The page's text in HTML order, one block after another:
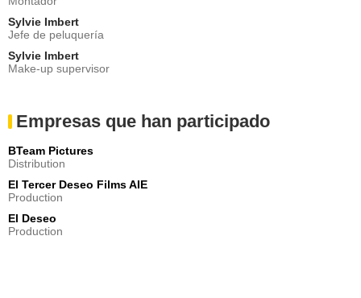
Sylvie Imbert
Jefe de peluquería
Sylvie Imbert
Make-up supervisor
Empresas que han participado
BTeam Pictures
Distribution
El Tercer Deseo Films AIE
Production
El Deseo
Production